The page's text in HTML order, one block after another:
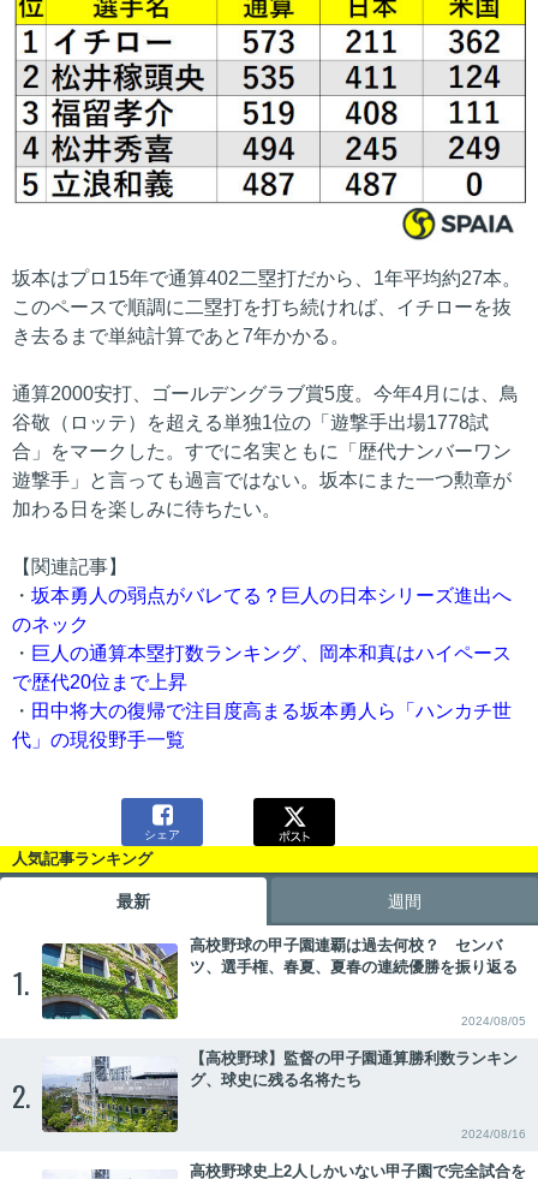
坂本はプロ15年で通算402二塁打だから、1年平均約27本。
このペースで順調に二塁打を打ち続ければ、イチローを抜
き去るまで単純計算であと7年かかる。
通算2000安打、ゴールデングラブ賞5度。今年4月には、鳥
谷敬（ロッテ）を超える単独1位の「遊撃手出場1778試
合」をマークした。すでに名実ともに「歴代ナンバーワン
遊撃手」と言っても過言ではない。坂本にまた一つ勲章が
加わる日を楽しみに待ちたい。
【関連記事】
・ 坂本勇人の弱点がバレてる？巨人の日本シリーズ進出へ
のネック
・ 巨人の通算本塁打数ランキング、岡本和真はハイペース
で歴代20位まで上昇
・ 田中将大の復帰で注目度高まる坂本勇人ら「ハンカチ世
代」の現役野手一覧

シェア
人気記事ランキング
最新 週間
1.
高校野球の甲子園連覇は過去何校？ センバ
ツ、選手権、春夏、夏春の連続優勝を振り返る
2024/08/05
2.
【高校野球】監督の甲子園通算勝利数ランキン
グ、球史に残る名将たち
2024/08/16
高校野球史上2人しかいない甲子園で完全試合を